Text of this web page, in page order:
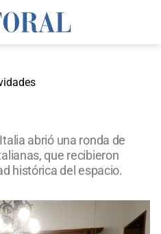
abrió una ronda de
que recibieron
histórica del espacio.